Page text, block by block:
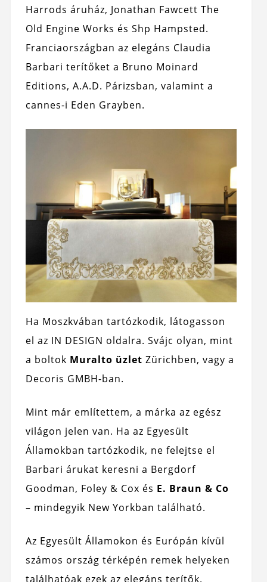
Harrods áruház, Jonathan Fawcett The
Old Engine Works és Shp Hampsted.
Franciaországban az elegáns Claudia
Barbari terítőket a Bruno Moinard
Editions, A.A.D. Párizsban, valamint a
cannes-i Eden Grayben.
Ha Moszkvában tartózkodik, látogasson
el az IN DESIGN oldalra. Svájc olyan, mint
a boltok Muralto üzlet Zürichben, vagy a
Decoris GMBH-ban.
Mint már említettem, a márka az egész
világon jelen van. Ha az Egyesült
Államokban tartózkodik, ne felejtse el
Barbari árukat keresni a Bergdorf
Goodman, Foley & Cox és E. Braun & Co
– mindegyik New Yorkban található.
Az Egyesült Államokon és Európán kívül
számos ország térképén remek helyeken
találhatóak ezek az elegáns terítők.